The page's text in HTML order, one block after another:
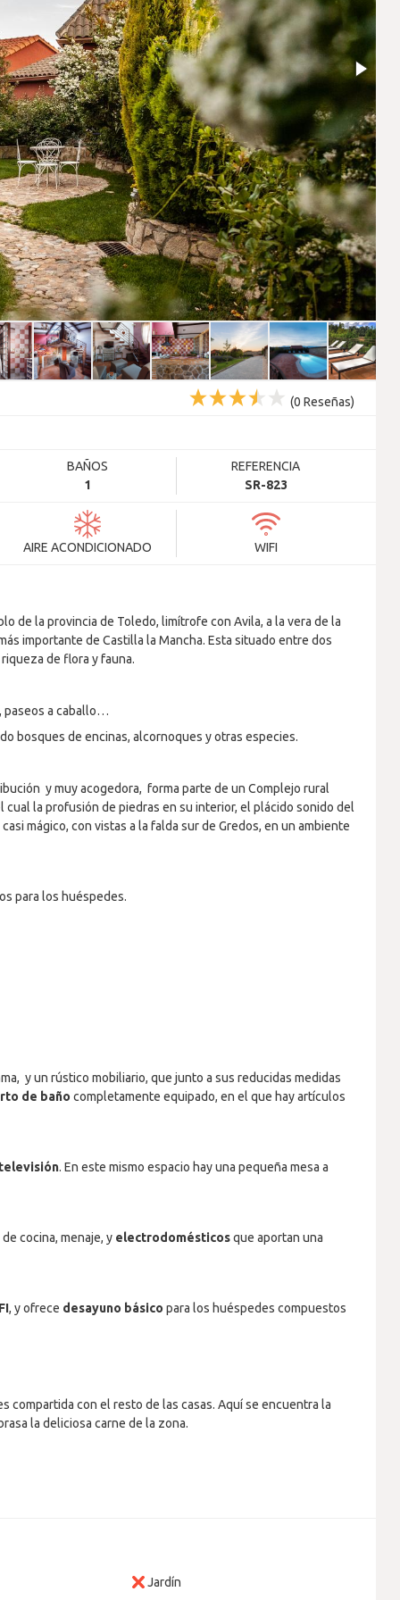
(0 Reseñas)
BAÑOS
1
REFERENCIA
SR-823
AIRE ACONDICIONADO WIFI
de la provincia de Toledo, limítrofe con Avila, a la vera de la
importante de Castilla la Mancha. Esta situado entre dos
de flora y fauna.
paseos a caballo…
bosques de encinas, alcornoques y otras especies.
y muy acogedora, forma parte de un Complejo rural
la profusión de piedras en su interior, el plácido sonido del
mágico, con vistas a la falda sur de Gredos, en un ambiente
para los huéspedes.
y un rústico mobiliario, que junto a sus reducidas medidas
de baño completamente equipado, en el que hay artículos
. En este mismo espacio hay una pequeña mesa a
cocina, menaje, y electrodomésticosque aportan una
, y ofrece desayuno básico para los huéspedes compuestos
compartida con el resto de las casas. Aquí se encuentra la
la deliciosa carne de la zona.
Jardín